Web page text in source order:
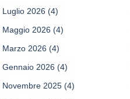
Luglio 2026 (4)
Maggio 2026 (4)
Marzo 2026 (4)
Gennaio 2026 (4)
Novembre 2025 (4)